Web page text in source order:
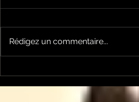
sa nouvelle édition
ariégeoise pour 2026-
Rédigez un commentaire...